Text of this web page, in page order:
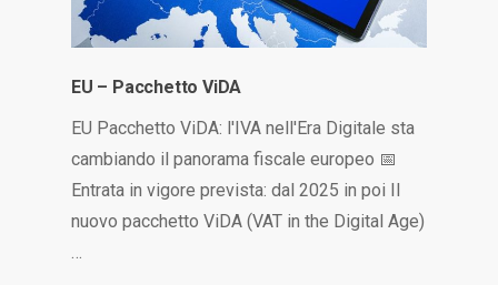
EU – Pacchetto ViDA
EU Pacchetto ViDA: l'IVA nell'Era Digitale sta
cambiando il panorama fiscale europeo 📅
Entrata in vigore prevista: dal 2025 in poi Il
nuovo pacchetto ViDA (VAT in the Digital Age)
…